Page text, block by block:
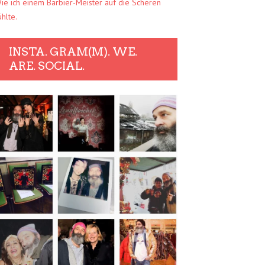
ich einem Barbier-Meister auf die Scheren
INSTA. GRAM(M). WE.
ARE. SOCIAL.